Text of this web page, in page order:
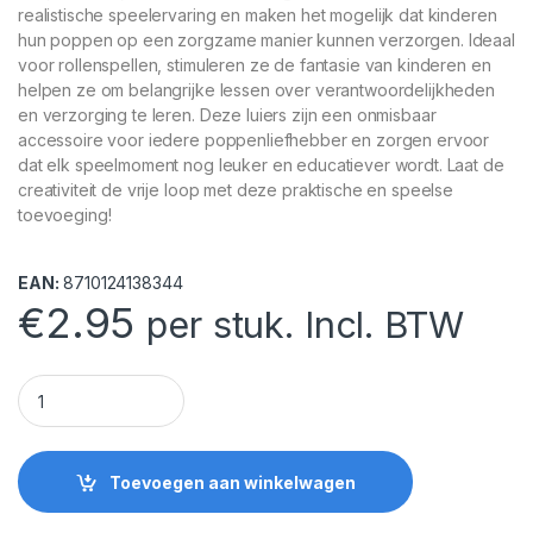
realistische speelervaring en maken het mogelijk dat kinderen
hun poppen op een zorgzame manier kunnen verzorgen. Ideaal
voor rollenspellen, stimuleren ze de fantasie van kinderen en
helpen ze om belangrijke lessen over verantwoordelijkheden
en verzorging te leren. Deze luiers zijn een onmisbaar
accessoire voor iedere poppenliefhebber en zorgen ervoor
dat elk speelmoment nog leuker en educatiever wordt. Laat de
creativiteit de vrije loop met deze praktische en speelse
toevoeging!
EAN: 8710124138344
€2.95 per stuk. Incl. BTW
Poppenluiers 5 Stuks quantity
Toevoegen aan winkelwagen